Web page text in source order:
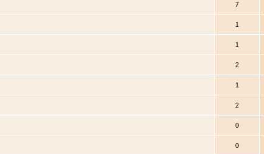
7
1
1
2
1
2
0
0